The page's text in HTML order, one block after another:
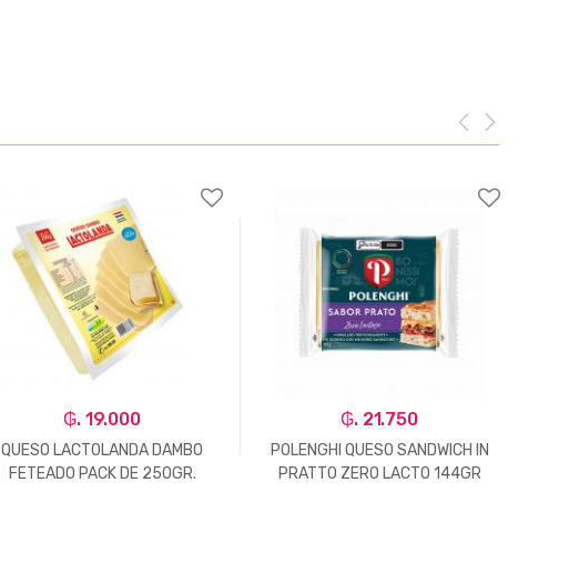
₲. 19.000
QUESO LACTOLANDA DAMBO
FETEADO PACK DE 250GR.
₲. 21.750
POLENGHI QUESO SANDWICH IN
PRATTO ZERO LACTO 144GR